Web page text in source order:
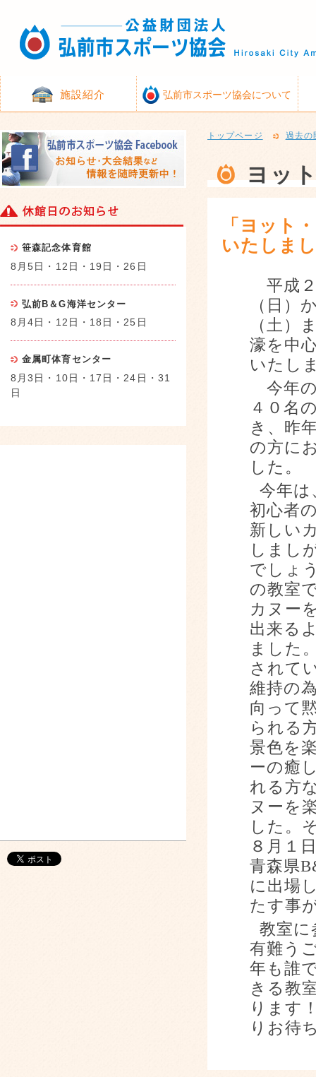
施設紹介 弘前市スポーツ協会について
トップページ 過去の
ヨッ
「ヨット
いたしま
平成
（日）
（土）
濠を中
いたし
今年
４０名
き、昨
の方に
した。
今年は
初心者
新しい
しまし
でしょ
の教室
カヌー
出来る
ました
されて
維持の
向って
られる
景色を
ーの癒
れる方
ヌーを
した。
８月１
青森県
に出場
たす事
教室に
有難う
年も誰
きる教
ります
りお待
笹森記念体育館
8月5日・12日・19日・26日
弘前B＆G海洋センター
8月4日・12日・18日・25日
金属町体育センター
8月3日・10日・17日・24日・31
日